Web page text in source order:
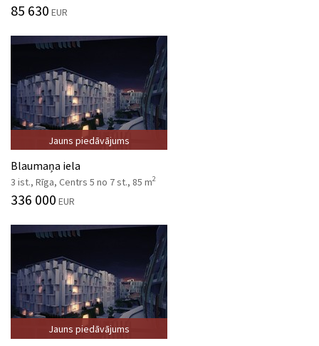
85 630 EUR
Jauns piedāvājums
Blaumaņa iela
3 ist., Rīga, Centrs 5 no 7 st., 85 m2
336 000 EUR
Jauns piedāvājums